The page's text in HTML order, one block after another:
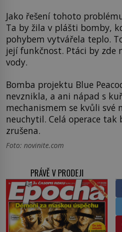
Jako řešení tohoto
Ta by žila v plášti bomby,
pohybem vytvářela teplo.
její funkčnost. Ptáci by
vody.
Bomba projektu Blue
nevznikla, a ani nápad s
mechanismem se kvůli své
neuchytil. Celá operace tak
zrušena.
Foto: novinite.com
PRÁVĚ V PRODEJI